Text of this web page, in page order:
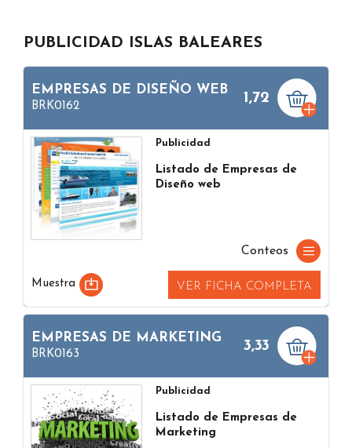
PUBLICIDAD ISLAS BALEARES
EMPRESAS DE DISEÑO WEB
BRK0162
1,72
Publicidad
Listado de Empresas de
Diseño web
Conteos
Muestra VER FICHA COMPLETA
EMPRESAS DE MARKETING
BRK0163
3,33
Publicidad
Listado de Empresas de
Marketing